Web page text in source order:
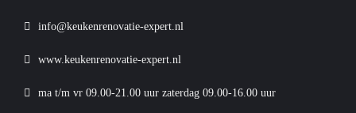
info@keukenrenovatie-expert.nl
www.keukenrenovatie-expert.nl
ma t/m vr 09.00-21.00 uur zaterdag 09.00-16.00 uur